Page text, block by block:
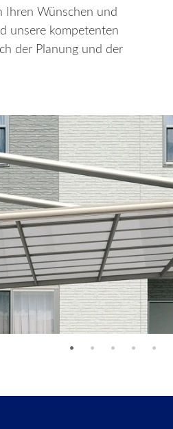
Ihren Wünschen und
unsere kompetenten
der Planung und der